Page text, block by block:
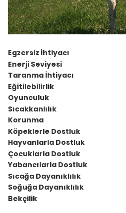
Egzersiz İhtiyacı
Enerji Seviyesi
Taranma İhtiyacı
Eğitilebilirlik
Oyunculuk
Sıcakkanlılık
Korunma
Köpeklerle Dostluk
Hayvanlarla Dostluk
Çocuklarla Dostluk
Yabancılarla Dostluk
Sıcağa Dayanıklılık
Soğuğa Dayanıklılık
Bekçilik